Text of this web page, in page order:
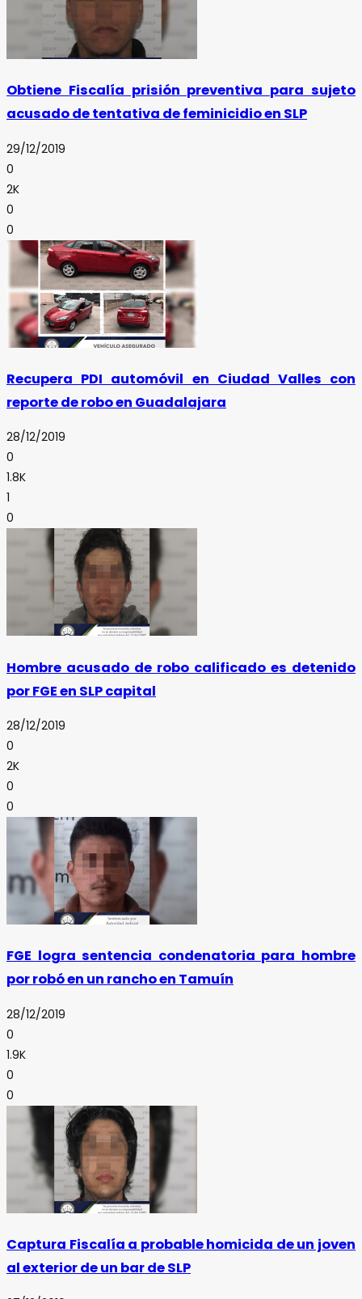
Obtiene Fiscalía prisión preventiva para sujeto
acusado de tentativa de feminicidio en SLP
29/12/2019
0
2K
0
0
Recupera PDI automóvil en Ciudad Valles con
reporte de robo en Guadalajara
28/12/2019
0
1.8K
1
0
Hombre acusado de robo calificado es detenido
por FGE en SLP capital
28/12/2019
0
2K
0
0
FGE logra sentencia condenatoria para hombre
por robó en un rancho en Tamuín
28/12/2019
0
1.9K
0
0
Captura Fiscalía a probable homicida de un joven
al exterior de un bar de SLP